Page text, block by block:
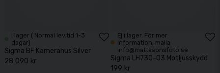
I lager ( Normal lev.tid 1-3
dagar)
Sigma BF Kamerahus Silver
28 090 kr
Ej i lager. För mer
information, maila
info@mattssonsfoto.se
Sigma LH730-03 Motljusskydd
199 kr